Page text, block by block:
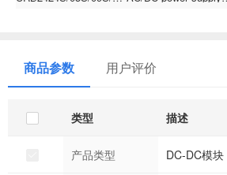
stablized voltage power
supply module
regulation module step-
down power converter
商品参数 用户评价
类型 描述
产品类型 DC-DC模块